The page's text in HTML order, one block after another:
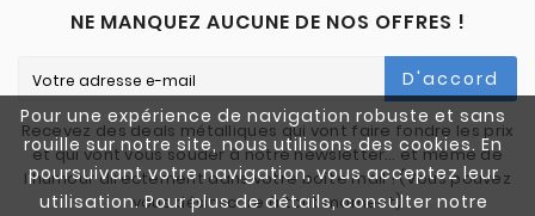
Pour une expérience de navigation robuste et sans
rouille sur notre site, nous utilisons des cookies. En
poursuivant votre navigation, vous acceptez leur
utilisation. Pour plus de détails, consulter notre
NE MANQUEZ AUCUNE DE NOS OFFRES !
D'accord
Recevez des deals métalliques qui vont faire fondre les prix
et qui vont vous souder à notre newsletter… et même de
l'humour directement dans votre boîte mail ! (Vous pouvez
vous désinscrire à tout moment)